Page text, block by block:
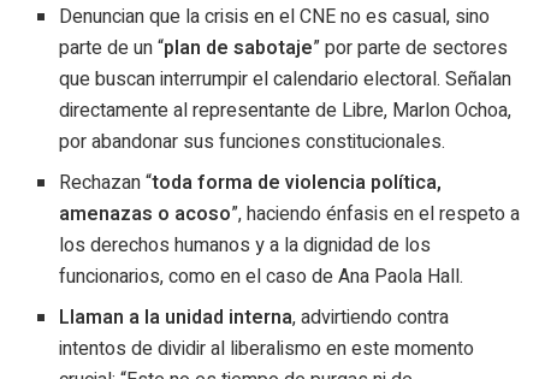
Denuncian que la crisis en el CNE no es casual, sino
parte de un “plan de sabotaje” por parte de sectores
que buscan interrumpir el calendario electoral. Señalan
directamente al representante de Libre, Marlon Ochoa,
por abandonar sus funciones constitucionales.
Rechazan “toda forma de violencia política,
amenazas o acoso”, haciendo énfasis en el respeto a
los derechos humanos y a la dignidad de los
funcionarios, como en el caso de Ana Paola Hall.
Llaman a la unidad interna, advirtiendo contra
intentos de dividir al liberalismo en este momento